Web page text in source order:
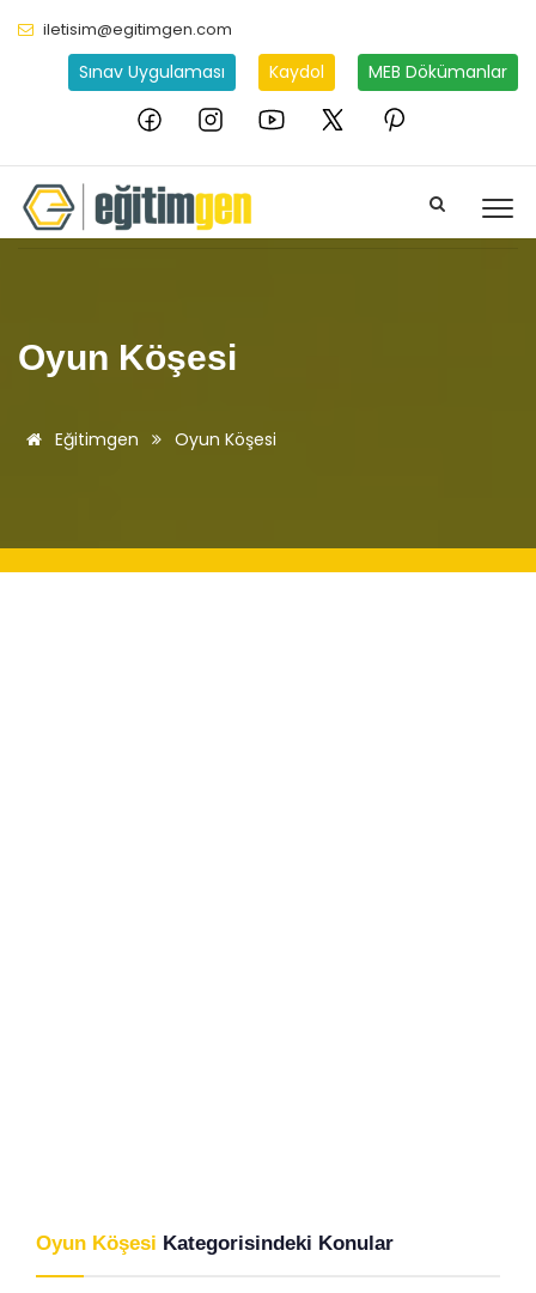
iletisim@egitimgen.com
Sınav Uygulaması Kaydol MEB Dökümanlar
Oyun Köşesi
Eğitimgen Oyun Köşesi
Oyun Köşesi Kategorisindeki Konular